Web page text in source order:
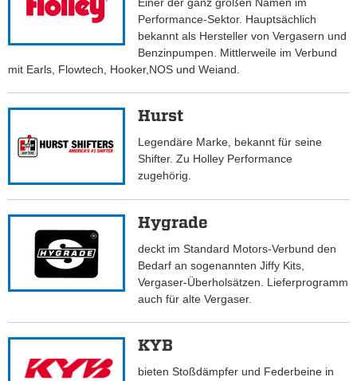
Performance-Sektor. Hauptsächlich
bekannt als Hersteller von Vergasern und
Benzinpumpen. Mittlerweile im Verbund
mit Earls, Flowtech, Hooker,NOS und Weiand.
Hurst
Legendäre Marke, bekannt für seine
Shifter. Zu Holley Performance
zugehörig.
Hygrade
deckt im Standard Motors-Verbund den
Bedarf an sogenannten Jiffy Kits,
Vergaser-Überholsätzen. Lieferprogramm
auch für alte Vergaser.
KYB
bieten Stoßdämpfer und Federbeine in